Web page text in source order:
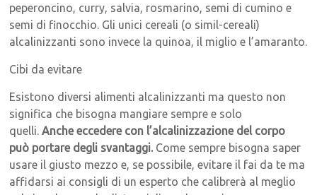
peperoncino, curry, salvia, rosmarino, semi di cumino e
semi di finocchio. Gli unici cereali (o simil-cereali)
alcalinizzanti sono invece la quinoa, il miglio e l’amaranto.
Cibi da evitare
Esistono diversi alimenti alcalinizzanti ma questo non
significa che bisogna mangiare sempre e solo
quelli.Anche eccedere con l’alcalinizzazione del corpo
può portare degli svantaggi.Come sempre bisogna saper
usare il giusto mezzo e, se possibile, evitare il fai da te ma
affidarsi ai consigli di un esperto che calibrerà al meglio